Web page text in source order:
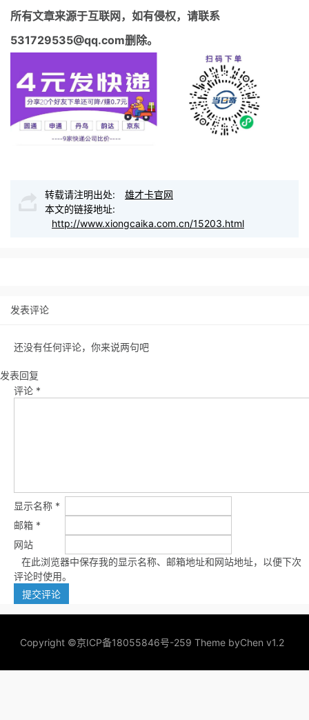
所有文章来源于互联网，如有侵权，请联系
531729535@qq.com删除。
转载请注明出处:
雄才卡官网
本文的链接地址:
http://www.xiongcaika.com.cn/15203.html
发表评论
还没有任何评论，你来说两句吧
发表回复
评论 *
显示名称 *
邮箱 *
网站
在此浏览器中保存我的显示名称、邮箱地址和网站地址，以便下次
评论时使用。
Copyright ©京ICP备18055846号-259 Theme byChen v1.2